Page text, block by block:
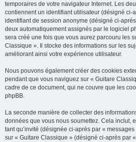
temporaires de votre navigateur Internet. Les
contiennent un identifiant utilisateur (désigné ci-
identifiant de session anonyme (désigné ci-
deux automatiquement assignés par le logiciel
sera créé une fois que vous aurez parcouru les
Classique ». Il stocke des informations sur les
améliorant ainsi votre expérience utilisateur.
Nous pouvons également créer des cookies
pendant que vous naviguez sur « Guitare
cadre de ce document, qui ne couvre que les
phpBB.
La seconde manière de collecter des
données que vous nous soumettez. Cela inclut,
tant qu’invité (désignée ci-après par « messages
sur « Guitare Classique » (désigné ci-après par